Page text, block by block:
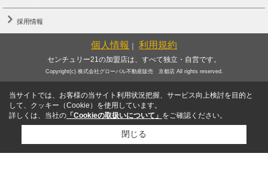
採用情報
個人情報 利用規約
センチュリー21の加盟店は、すべて独立・自営です。
Copyright(c) 株式会社グローバル不動産販売 京都店 All rights reserved.
当サイトでは、お客様の当サイト利用状況把握、サービス向上検討を目的と
して、クッキー（Cookie）を使用しています。
詳しくは、当社の 「Cookieの取扱いについて」 をご確認ください。
閉じる